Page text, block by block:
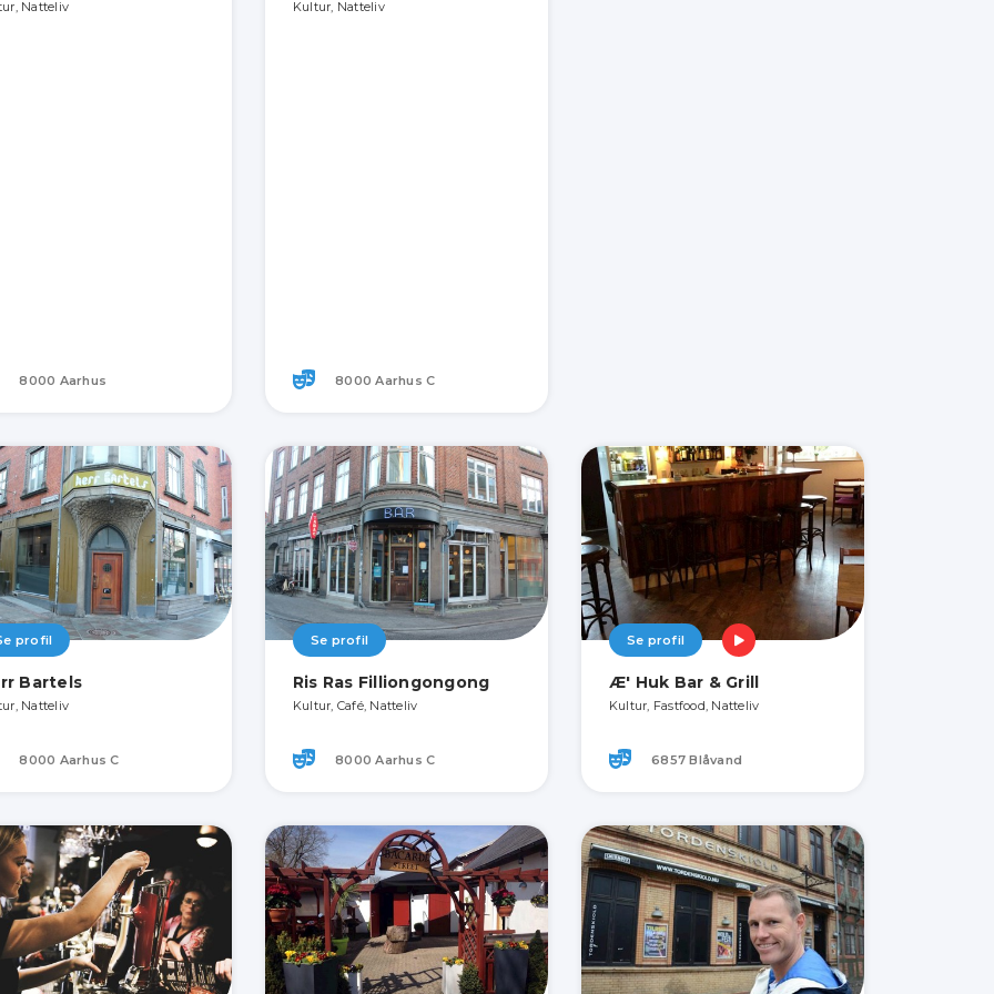
Natteliv
8000 Aarhus
Kultur, Natteliv
8000 Aarhus C
profil
Bartels
Natteliv
8000 Aarhus C
Se profil
Ris Ras Filliongongong
Kultur, Café, Natteliv
8000 Aarhus C
Se profil
Æ' Huk Bar & Grill
Kultur, Fastfood, Natteliv
6857 Blåvand